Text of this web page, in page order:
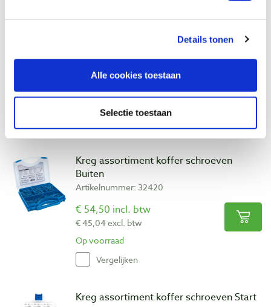
Details tonen
Alle cookies toestaan
Selectie toestaan
Kreg assortiment koffer schroeven
€ 42,35 incl. btw
Kreg assortiment koffer schroeven
Buiten
Artikelnummer: 32420
€ 54,50 incl. btw
€ 45,04 excl. btw
Op voorraad
Vergelijken
Kreg assortiment koffer schroeven Start